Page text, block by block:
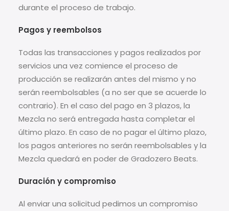
durante el proceso de trabajo.
Pagos y reembolsos
Todas las transacciones y pagos realizados por
servicios una vez comience el proceso de
producción se realizarán antes del mismo y no
serán reembolsables (a no ser que se acuerde lo
contrario). En el caso del pago en 3 plazos, la
Mezcla no será entregada hasta completar el
último plazo. En caso de no pagar el último plazo,
los pagos anteriores no serán reembolsables y la
Mezcla quedará en poder de Gradozero Beats.
Duración y compromiso
Al enviar una solicitud pedimos un compromiso